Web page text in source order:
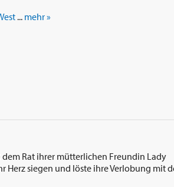
... mehr »
Rat ihrer mütterlichen Freundin Lady
Herz siegen und löste ihre Verlobung mit